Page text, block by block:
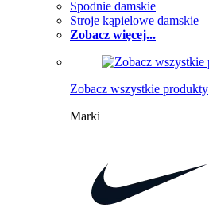
Spodnie damskie
Stroje kąpielowe damskie
Zobacz więcej...
Zobacz wszystkie produkty
Marki